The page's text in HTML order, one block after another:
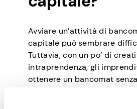
Avviare un’attività di
capitale può sembrare
Tuttavia, con un po’ di
intraprendenza, gli
ottenere un bancomat